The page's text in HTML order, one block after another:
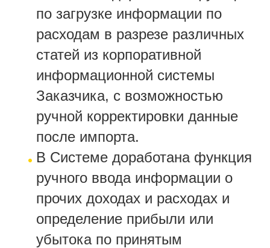
по загрузке информации по
расходам в разрезе различных
статей из корпоративной
информационной системы
Заказчика, с возможностью
ручной корректировки данные
после импорта.
В Системе доработана функция
ручного ввода информации о
прочих доходах и расходах и
определение прибыли или
убытока по принятым